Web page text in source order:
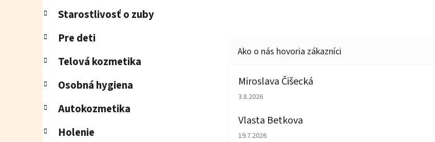
Starostlivosť o zuby
Pre deti
Telová kozmetika
Osobná hygiena
Autokozmetika
Holenie
Miroslava Čišecká
Hodnotenie obchodu je 1 z 5 hviezdičiek.
3.8.2026
Vlasta Betkova
Hodnotenie obchodu je 5 z 5 hviezdičiek.
19.7.2026